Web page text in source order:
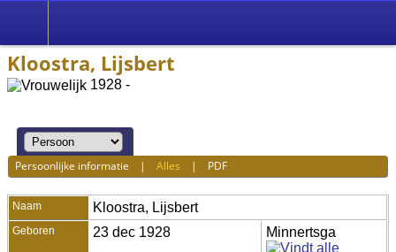
Kloostra, Lijsbert
1928 -
Persoonlijke informatie |Alles | PDF
Naam Kloostra, Lijsbert
Geboren 23 dec 1928 Minnertsga